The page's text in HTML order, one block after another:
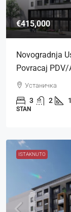
€415,000
Novogradnja
Povracaj
Устаничка
3 2
STAN
ISTAKNUTO